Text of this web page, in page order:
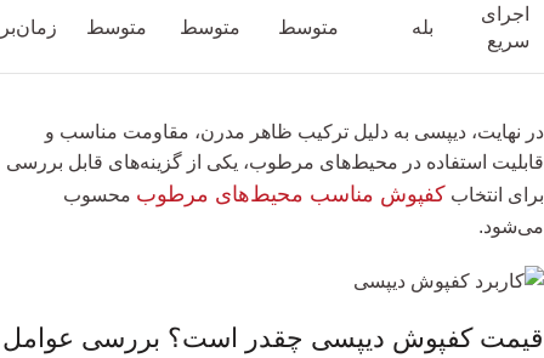
اجرای
سریع
بله متوسط متوسط متوسط زمان‌بر
در نهایت، دیپسی به دلیل ترکیب ظاهر مدرن، مقاومت مناسب و
قابلیت استفاده در محیط‌های مرطوب، یکی از گزینه‌های قابل بررسی
برای انتخاب کفپوش مناسب محیط‌های مرطوب محسوب
می‌شود.
قیمت کفپوش دیپسی چقدر است؟ بررسی عوامل